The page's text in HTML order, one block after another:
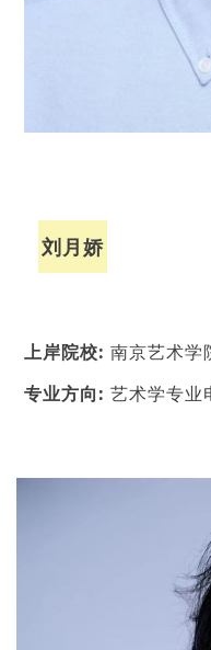
刘月娇
上岸院校: 南京艺术学
专业方向: 艺术学专业